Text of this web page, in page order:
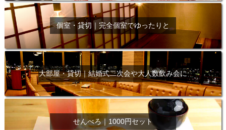
個室・貸切｜完全個室でゆったりと
大部屋・貸切｜結婚式二次会や大人数飲み会に
せんべろ｜1000円セット